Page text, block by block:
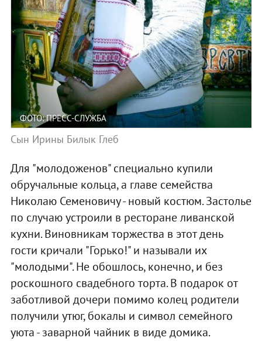
ФОТО: ПРЕСС-СЛУЖБА
Сын Ирины Билык Глеб
Для "молодоженов" специально купили
обручальные кольца, а главе семейства
Николаю Семеновичу - новый костюм. Застолье
по случаю устроили в ресторане ливанской
кухни. Виновникам торжества в этот день
гости кричали "Горько!" и называли их
"молодыми". Не обошлось, конечно, и без
роскошного свадебного торта. В подарок от
заботливой дочери помимо колец родители
получили утюг, бокалы и символ семейного
уюта - заварной чайник в виде домика.